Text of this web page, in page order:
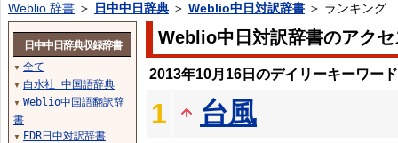
Weblio 辞書 ＞ 日中中日辞典 ＞ Weblio中日対訳辞書 ＞ ランキング
Weblio中日対訳辞書のアク
2013年10月16日のデイリーキーワー
1
台風
日中中日辞典収録辞書
▼ 全て
▼ 白水社 中国語辞典
▼ Weblio中国語翻訳辞
書
▼ EDR日中対訳辞書